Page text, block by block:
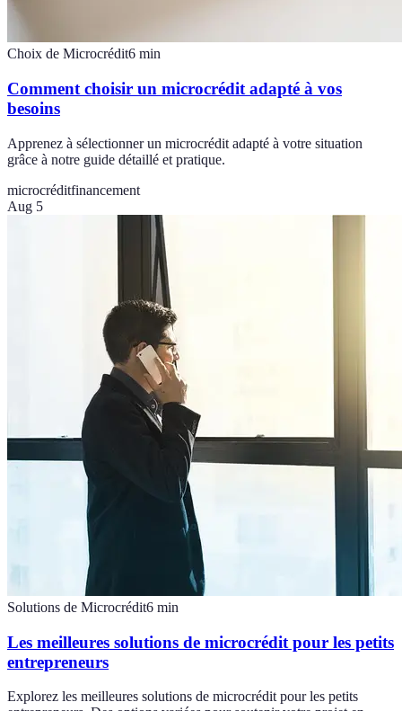
Choix de Microcrédit6 min
Comment choisir un microcrédit adapté à vos
besoins
Apprenez à sélectionner un microcrédit adapté à votre situation
grâce à notre guide détaillé et pratique.
microcréditfinancement
Aug 5
Solutions de Microcrédit6 min
Les meilleures solutions de microcrédit pour les petits
entrepreneurs
Explorez les meilleures solutions de microcrédit pour les petits